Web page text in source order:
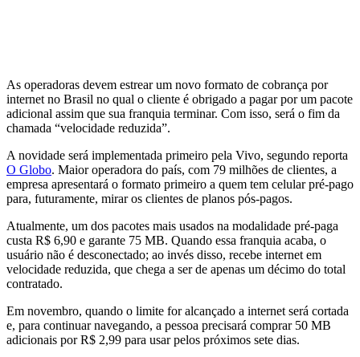
As operadoras devem estrear um novo formato de cobrança por
internet no Brasil no qual o cliente é obrigado a pagar por um pacote
adicional assim que sua franquia terminar. Com isso, será o fim da
chamada “velocidade reduzida”.
A novidade será implementada primeiro pela Vivo, segundo reporta
O Globo. Maior operadora do país, com 79 milhões de clientes, a
empresa apresentará o formato primeiro a quem tem celular pré-pago
para, futuramente, mirar os clientes de planos pós-pagos.
Atualmente, um dos pacotes mais usados na modalidade pré-paga
custa R$ 6,90 e garante 75 MB. Quando essa franquia acaba, o
usuário não é desconectado; ao invés disso, recebe internet em
velocidade reduzida, que chega a ser de apenas um décimo do total
contratado.
Em novembro, quando o limite for alcançado a internet será cortada
e, para continuar navegando, a pessoa precisará comprar 50 MB
adicionais por R$ 2,99 para usar pelos próximos sete dias.